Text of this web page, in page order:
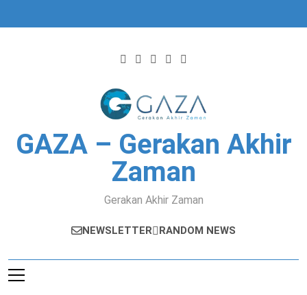
GAZA – Gerakan Akhir
Zaman
Gerakan Akhir Zaman
NEWSLETTER RANDOM NEWS